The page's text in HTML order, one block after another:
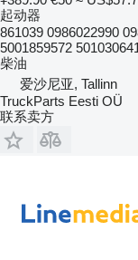
起动器
861039 0986022990
5001859572
柴油
爱沙尼亚, Tallinn
TruckParts Eesti OÜ
联系卖方